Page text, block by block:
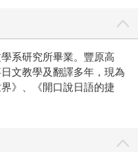
系研究所畢業。豐原高
文教學及翻譯多年，現為
》、《開口說日語的捷